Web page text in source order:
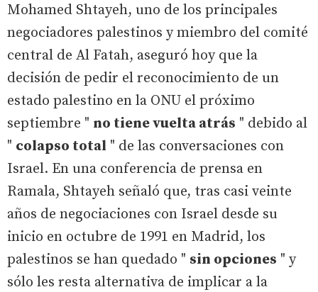
Mohamed Shtayeh, uno de los principales
negociadores palestinos y miembro del comité
central de Al Fatah, aseguró hoy que la
decisión de pedir el reconocimiento de un
estado palestino en la ONU el próximo
septiembre " no tiene vuelta atrás " debido al
" colapso total " de las conversaciones con
Israel. En una conferencia de prensa en
Ramala, Shtayeh señaló que, tras casi veinte
años de negociaciones con Israel desde su
inicio en octubre de 1991 en Madrid, los
palestinos se han quedado " sin opciones " y
sólo les resta alternativa de implicar a la